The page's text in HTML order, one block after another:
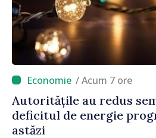
/ Acum 7 ore
Autoritățile au redus
deficitul de energie
astăzi